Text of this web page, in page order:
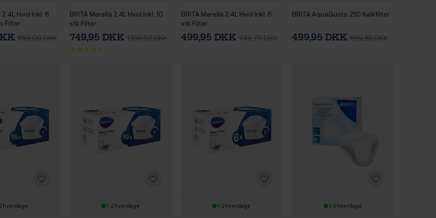
Hvid Inkl. 6
Filter
899,00 DKK
BRITA Marella 2,4L Hvid Inkl. 10
stk Filter
749,95 DKK 1.109,50 DKK
BRITA Marella 2,4L Hvid Inkl. 6
stk Filter
499,95 DKK 749,70 DKK
BRITA AquaGusto 250 Kalkfilter
499,95 DKK899,85 DKK
hverdage 1-2 hverdage 1-2 hverdage 1-2 hverdage